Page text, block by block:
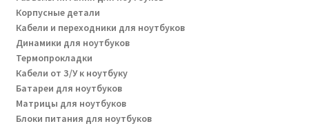
Корпусные детали
Кабели и переходники для ноутбуков
Динамики для ноутбуков
Термопрокладки
Кабели от З/У к ноутбуку
Батареи для ноутбуков
Матрицы для ноутбуков
Блоки питания для ноутбуков